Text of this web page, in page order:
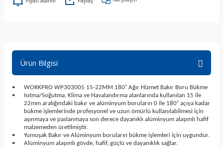
Ürün Bilgisi
•
WORKPRO WP303005 15-22MM 180˚ Ağır Hizmet Bakır Boru Bükme
•
Isıtma/Soğutma, Klima ve Havalandırma alanlarında kullanılan 15 ile
22mm aralığındaki bakır ve alüminyum boruların 0 ile 180˚ açıya kadar
bükme işlemlerinde profesyonel ve uzun ömürlü kullanılabilmesi için
aşınmaya ve paslanmaya son derece dayanıklı alüminyum alaşımlı hafif
malzemeden üretilmiştir.
•
Yumuşak Bakır ve Alüminyum boruların bükme işlemleri için uygundur.
•
Alüminyum alaşımlı gövde, hafif, güçlü ve dayanıklık sağlar.